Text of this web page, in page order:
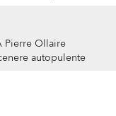
Pierre Ollaire
autopulente